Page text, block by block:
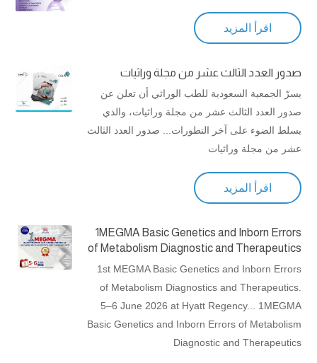
اقرأ المزيد
صدور العدد الثالث عشر من مجلة وراثيات
يسرّ الجمعية السعودية للطب الوراثي أن تعلن عن
صدور العدد الثالث عشر من مجلة وراثيات، والذي
يسلط الضوء على آخر التطورات... صدور العدد الثالث
عشر من مجلة وراثيات
اقرأ المزيد
1MEGMA Basic Genetics and Inborn Errors
of Metabolism Diagnostic and Therapeutics
1st MEGMA Basic Genetics and Inborn Errors
of Metabolism Diagnostics and Therapeutics.
5–6 June 2026 at Hyatt Regency... 1MEGMA
Basic Genetics and Inborn Errors of Metabolism
Diagnostic and Therapeutics